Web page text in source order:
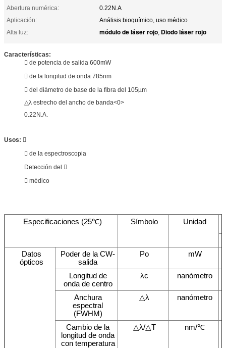
Abertura numérica:
0.22N.A
Aplicación:
Análisis bioquímico, uso médico
Alta luz:
módulo de láser rojo, Diodo láser rojo
Características:
 de potencia de salida 600mW
 de la longitud de onda 785nm
 del diámetro de base de la fibra del 105µm
△λ estrecho del ancho de banda<0>
0.22N.A.
Usos: 
 de la espectroscopia
Detección del 
 médico
Especificaciones (25℃) Símbolo Unidad
Datos
ópticos
Poder de la CW-
salida
Po mW
Longitud de
onda de centro
λc nanómetro
Anchura
espectral
(FWHM)
△λ nanómetro
Cambio de la
longitud de onda
con temperatura
△λ/△T nm/℃